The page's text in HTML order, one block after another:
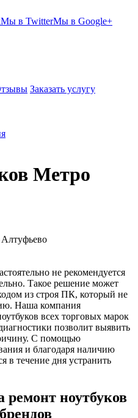
Мы в TwitterМы в Google+
Заказать услугу
Метро
не рекомендуется
Такое решение может
из строя ПК, который не
Наша компания
всех торговых марок
позволит выявить
С помощью
и благодаря наличию
в течение дня устранить
ремонт ноутбуков